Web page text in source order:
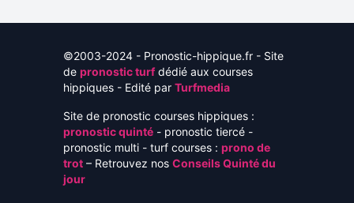
©2003-2024 - Pronostic-hippique.fr - Site
de pronostic turfdédié aux courses
hippiques - Edité par Turfmedia
Site de pronostic courses hippiques :
pronostic quinté - pronostic tiercé -
pronostic multi - turf courses : prono de
trot – Retrouvez nos Conseils Quinté du
jour